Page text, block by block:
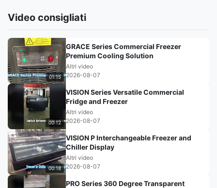
Video consigliati
01:15
GRACE Series Commercial Freezer
Premium Cooling Solution
Altri video
2026-08-07
00:12
VISION Series Versatile Commercial
Fridge and Freezer
Altri video
2026-08-07
00:18
VISION P Interchangeable Freezer and
Chiller Display
Altri video
2026-08-07
PRO Series 360 Degree Transparent